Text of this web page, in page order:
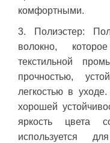
комфортными.
3. Полиэстер:
волокно,
текстильной
прочностью,
легкостью в
хорошей
яркость цвета
используется